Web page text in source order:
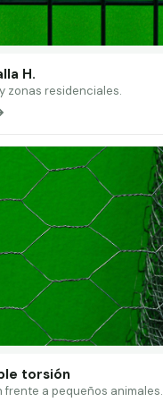
H.
zonas residenciales.
torsión
frente a pequeños animales.